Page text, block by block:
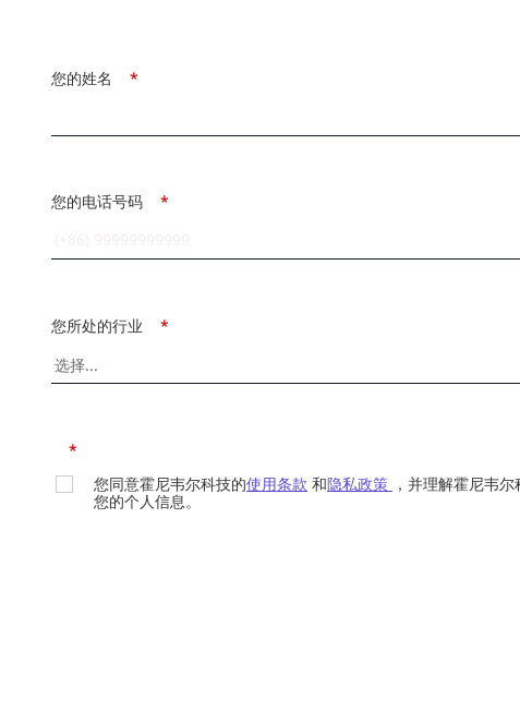
*
您的姓名
*
您的电话号码
*
您所处的行业
*
您同意霍尼韦尔科技的使用条款 和隐私政策 ，并理解霍尼韦
您的个人信息。